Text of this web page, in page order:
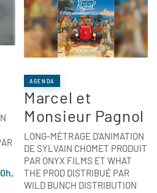
AGENDA
Marcel et
Monsieur Pagnol
LONG-MÉTRAGE D’ANIMATION
DE SYLVAIN CHOMET PRODUIT
PAR ONYX FILMS ET WHAT
THE PROD DISTRIBUÉ PAR
WILD BUNCH DISTRIBUTION